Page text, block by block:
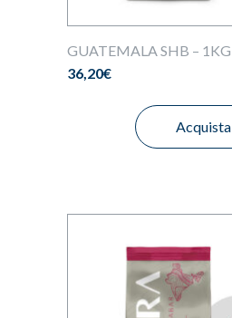
GUATEMALA SHB – 1KG
36,20€
Acquista